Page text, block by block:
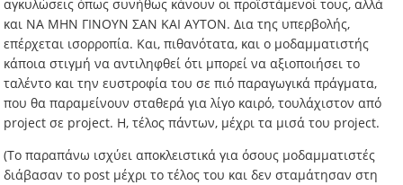
αγκυλώσεις όπως συνήθως κάνουν οι προϊστάμενοί τους, αλλά
και ΝΑ ΜΗΝ ΓΙΝΟΥΝ ΣΑΝ ΚΑΙ ΑΥΤΟΝ. Δια της υπερβολής,
επέρχεται ισορροπία. Και, πιθανότατα, και ο μοδαμματιστής
κάποια στιγμή να αντιληφθεί ότι μπορεί να αξιοποιήσει το
ταλέντο και την ευστροφία του σε πιό παραγωγικά πράγματα,
που θα παραμείνουν σταθερά για λίγο καιρό, τουλάχιστον από
project σε project. Η, τέλος πάντων, μέχρι τα μισά του project.
(Το παραπάνω ισχύει αποκλειστικά για όσους μοδαμματιστές
διάβασαν το post μέχρι το τέλος του και δεν σταμάτησαν στη